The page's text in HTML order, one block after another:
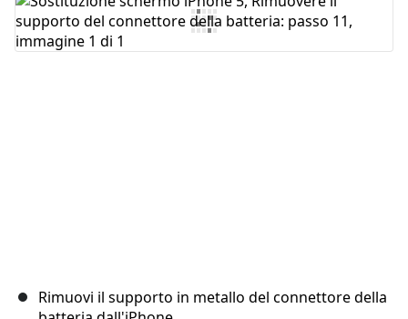
Rimuovi il supporto in metallo del connettore della